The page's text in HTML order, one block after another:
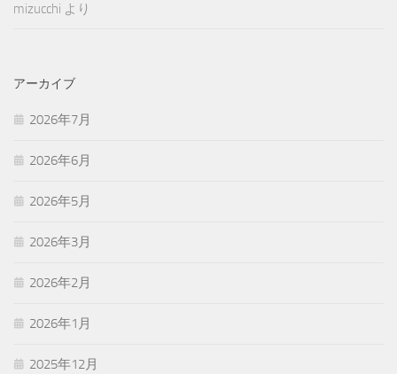
mizucchi より
アーカイブ
2026年7月
2026年6月
2026年5月
2026年3月
2026年2月
2026年1月
2025年12月